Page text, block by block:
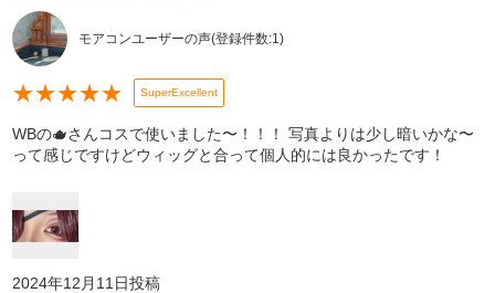
モアコンユーザーの声(登録件数:1)
★★★★★ SuperExcellent
WBの🫖さんコスで使いました〜！！！ 写真よりは少し暗いかな〜
って感じですけどウィッグと合って個人的には良かったです！
2024年12月11日投稿